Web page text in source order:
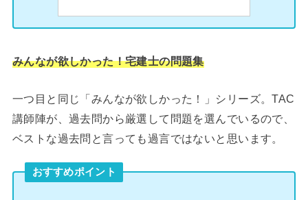
みんなが欲しかった！宅建士の問題集
一つ目と同じ「みんなが欲しかった！」シリーズ。TAC
講師陣が、過去問から厳選して問題を選んでいるので、
ベストな過去問と言っても過言ではないと思います。
おすすめポイント